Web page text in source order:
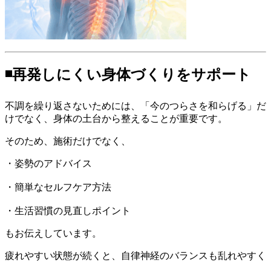
◾️再発しにくい身体づくりをサポート
不調を繰り返さないためには、「今のつらさを和らげる」だ
けでなく、身体の土台から整えることが重要です。
そのため、施術だけでなく、
・姿勢のアドバイス
・簡単なセルフケア方法
・生活習慣の見直しポイント
もお伝えしています。
疲れやすい状態が続くと、自律神経のバランスも乱れやすく